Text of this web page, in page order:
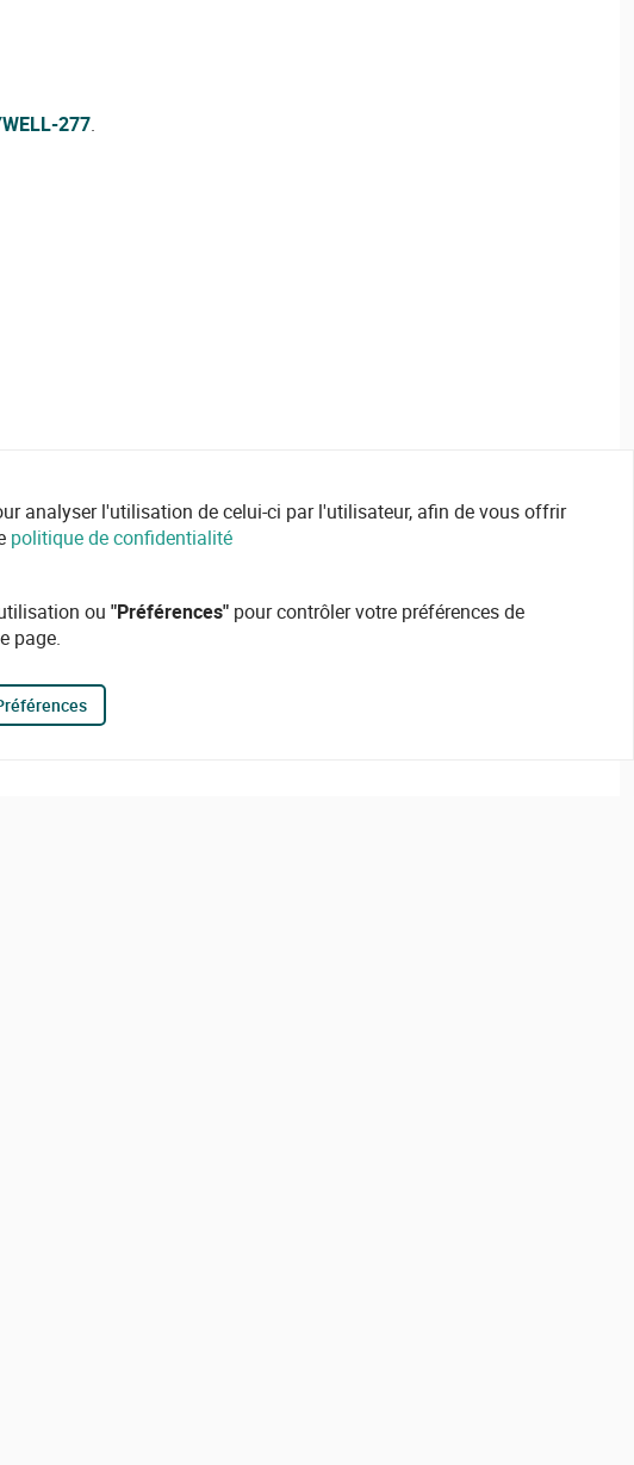
277.
analyser l'utilisation de celui-ci par l'utilisateur, afin de vous offrir
politique de confidentialité
ou "Préférences" pour contrôler votre préférences de
page.